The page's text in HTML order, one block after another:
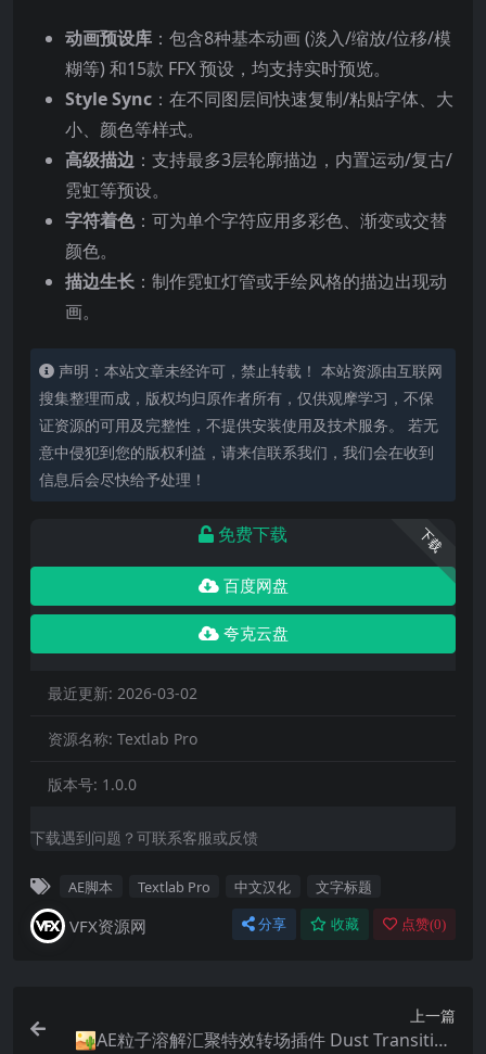
动画预设库 ：包含8种基本动画 (淡入/缩放/位移/模
糊等) 和15款 FFX 预设，均支持实时预览。
Style Sync ：在不同图层间快速复制/粘贴字体、大
小、颜色等样式。
高级描边 ：支持最多3层轮廓描边，内置运动/复古/
霓虹等预设。
字符着色：可为单个字符应用多彩色、渐变或交替
颜色。
描边生长 ：制作霓虹灯管或手绘风格的描边出现动
画。
声明：本站文章未经许可，禁止转载！ 本站资源由互联网
搜集整理而成，版权均归原作者所有，仅供观摩学习，不保
证资源的可用及完整性，不提供安装使用及技术服务。 若无
意中侵犯到您的版权利益，请来信联系我们，我们会在收到
信息后会尽快给予处理！
下载
免费下载
百度网盘
夸克云盘
最近更新: 2026-03-02
资源名称: Textlab Pro
版本号: 1.0.0
下载遇到问题？可联系客服或反馈
AE脚本 Textlab Pro 中文汉化 文字标题
VFX资源网 分享 收藏 点赞(0)
上一篇
🏜️AE粒子溶解汇聚特效转场插件 Dust Transition